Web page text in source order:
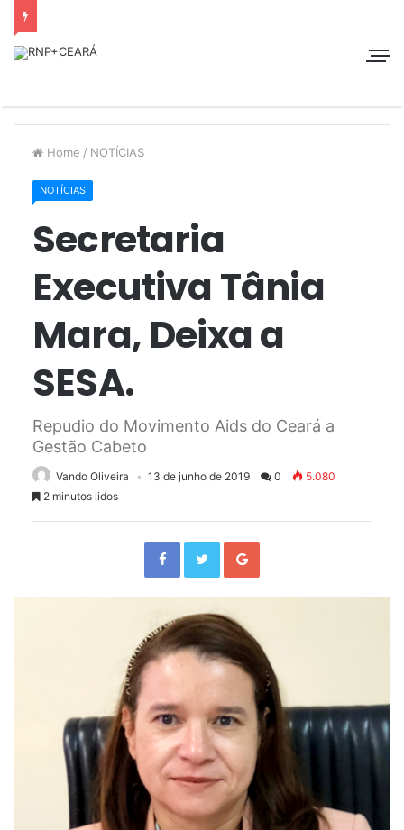
Home / NOTÍCIAS
NOTÍCIAS
Secretaria
Executiva Tânia
Mara, Deixa a
SESA.
Repudio do Movimento Aids do Ceará a
Gestão Cabeto
Vando Oliveira 13 de junho de 2019 0
5.080
2 minutos lidos
F
b
o
T
t
r +